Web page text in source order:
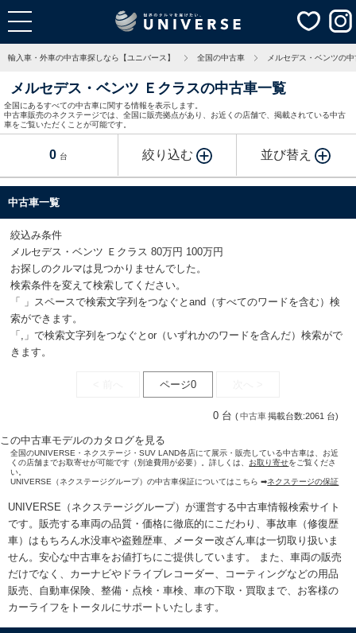
輸入車・外車の中古車探しなら【ユニバース】 全国の中古車 メルセデス・ベンツの
メルセデス・ベンツ Ｅクラスの中古車一覧
全国にあるすべての中古車に関する情報を表示します。
中古車販売のネクステージでは、全国に販売拠点があり、お近くの店舗で、掲載されている中古
車をご覧いただくことが可能です。
0 台 絞り込む 並び替え
中古車一覧
絞込み条件
メルセデス・ベンツ Ｅクラス 80万円 100万円
お探しのクルマは見つかりませんでした。
検索条件を変えて検索してください。
「 」スペースで検索文字列をつなぐとand（すべてのワードを含む）検
索ができます。
「,」で検索文字列をつなぐとor（いずれかのワードを含んだ）検索がで
きます。
ページ0
0 台 (中古車掲載台数:2061 台)
この中古車モデルのカタログを見る
全国のUNIVERSE・ネクステージ・SUV LAND各店にて展示・販売している中古車は、お近
くの店舗までお取寄せが可能です（別途費用が必要）。詳しくは、 お取り寄せをご覧くださ
い。
UNIVERSE（ネクステージグループ）の中古車保証についてはこちら ➡ネクステージの保証
UNIVERSE（ネクステージグループ）が運営する中古車情報検索サイト
です。販売する車両の品質・価格に徹底的にこだわり、事故車（修復歴
車）はもちろん水没車や盗難歴車、メーター改ざん車は一切取り扱いま
せん。安心な中古車をお値打ちにご提供しています。 また、車両の販売
だけでなく、カーナビやドライブレコーダー、コーティングなどの用品
販売、自動車保険、整備・点検・車検、車の下取・買取まで、お客様の
カーライフをトータルにサポートいたします。